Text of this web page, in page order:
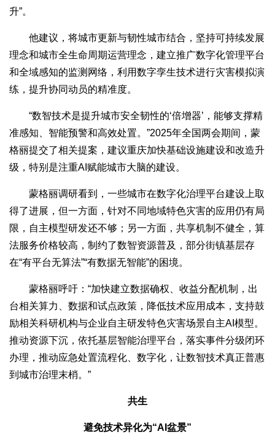
升”。
他建议，将城市更新与韧性城市结合，坚持可持续发展
理念和城市全生命周期运营理念，建立推广数字化管理平台
和全域感知的监测网络，利用数字孪生技术进行灾害模拟演
练，提升协同动员的精准度。
“数智技术是提升城市安全韧性的‘倍增器’，能够支撑精
准感知、智能预警和高效处置。”2025年全国两会期间，蒙
格丽提交了相关提案，建议重庆加快基础设施建设和改造升
级，特别是注重AI赋能城市大脑的建设。
蒙格丽调研看到，一些城市在数字化治理平台建设上取
得了进展，但一方面，针对不同地域特色灾害的应用仍有局
限，自主模型研发还不够；另一方面，共享机制不健全，算
法服务价格较高，制约了数智资源普及，部分街镇基层存
在“有平台无算法”“有数据无智能”的困境。
蒙格丽呼吁：“加快建立数据确权、收益分配机制，出
台相关算力、数据和试点政策，降低技术应用成本，支持鼓
励相关科研机构与企业自主研发特色灾害场景自主AI模型。
推动资源下沉，依托基层智能治理平台，落实事件分级闭环
办理，推动应急处置流程化、数字化，让数智技术真正普惠
到城市治理末梢。”
共生
避免技术异化为“AI盆景”